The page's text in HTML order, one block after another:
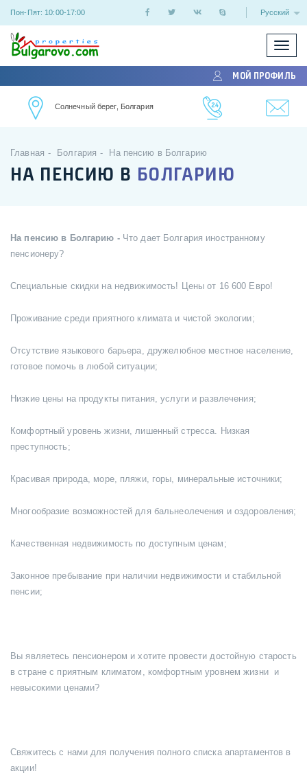
Пон-Пят: 10:00-17:00 Русский
/
МОЙ ПРОФИЛЬ
Солнечный берег, Болгария
Главная Болгария На пенсию в Болгарию
НА ПЕНСИЮ В БОЛГАРИЮ
На пенсию в Болгарию - Что дает Болгария иностранному
пенсионеру?
Специальные скидки на недвижимость! Цены от 16 600 Евро!
Проживание среди приятного климата и чистой экологии;
Отсутствие языкового барьера, дружелюбное местное население,
готовое помочь в любой ситуации;
Низкие цены на продукты питания, услуги и развлечения;
Комфортный уровень жизни, лишенный стресса. Низкая
преступность;
Красивая природа, море, пляжи, горы, минеральные источники;
Многообразие возможностей для бальнеолечения и оздоровления;
Качественная недвижимость по доступным ценам;
Законное пребывание при наличии недвижимости и стабильной
пенсии;
Вы являетесь пенсионером и хотите провести достойную старость
в стране с приятным климатом, комфортным уровнем жизни и
невысокими ценами?
Свяжитесь с нами для получения полного списка апартаментов в
акции!